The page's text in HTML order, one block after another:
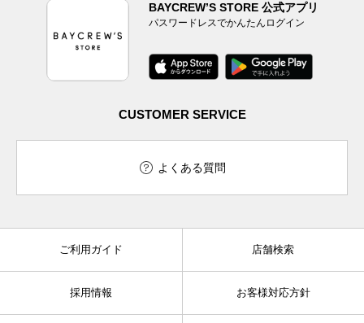
BAYCREW’S STORE 公式アプリ
パスワードレスでかんたんログイン
CUSTOMER SERVICE
よくある質問
ご利用ガイド 店舗検索
採用情報 お客様対応方針